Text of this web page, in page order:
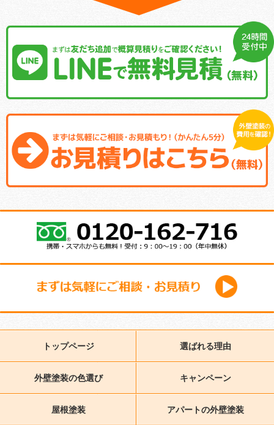
トップページ 選ばれる理由
外壁塗装の色選び キャンペーン
屋根塗装 アパートの外壁塗装